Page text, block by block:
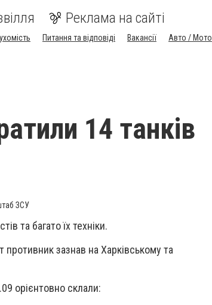
Реклама на сайті
Питання та відповіді Вакансії
Авто / Мото
14 танків
ЗСУ
та багато їх техніки.
противник зазнав на Харківському та
орієнтовно склали: